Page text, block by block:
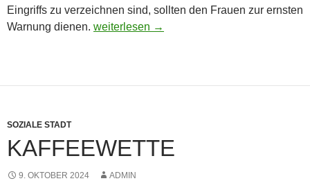
Eingriffs zu verzeichnen sind, sollten den Frauen zur ernsten
Warnung dienen. Neuköllner Alltägliches
weiterlesen →
SOZIALE STADT
KAFFEEWETTE
9. OKTOBER 2024 ADMIN